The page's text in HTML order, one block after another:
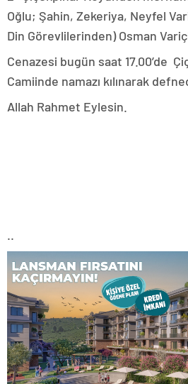
Oğlu; Şahin, Zekeriya, Neyfel
Din Görevlilerinden) Osman
Cenazesi bugün saat 17.00’de
Camiinde namazı kılınarak
Allah Rahmet Eylesin.